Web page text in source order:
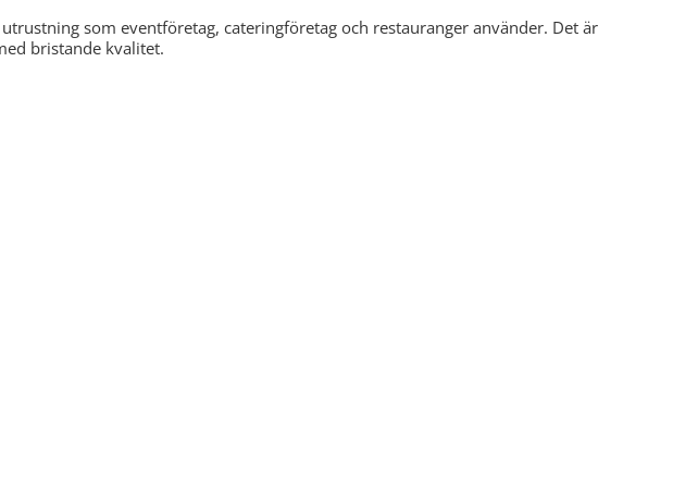
som eventföretag, cateringföretag och restauranger använder. Det är
bristande kvalitet.